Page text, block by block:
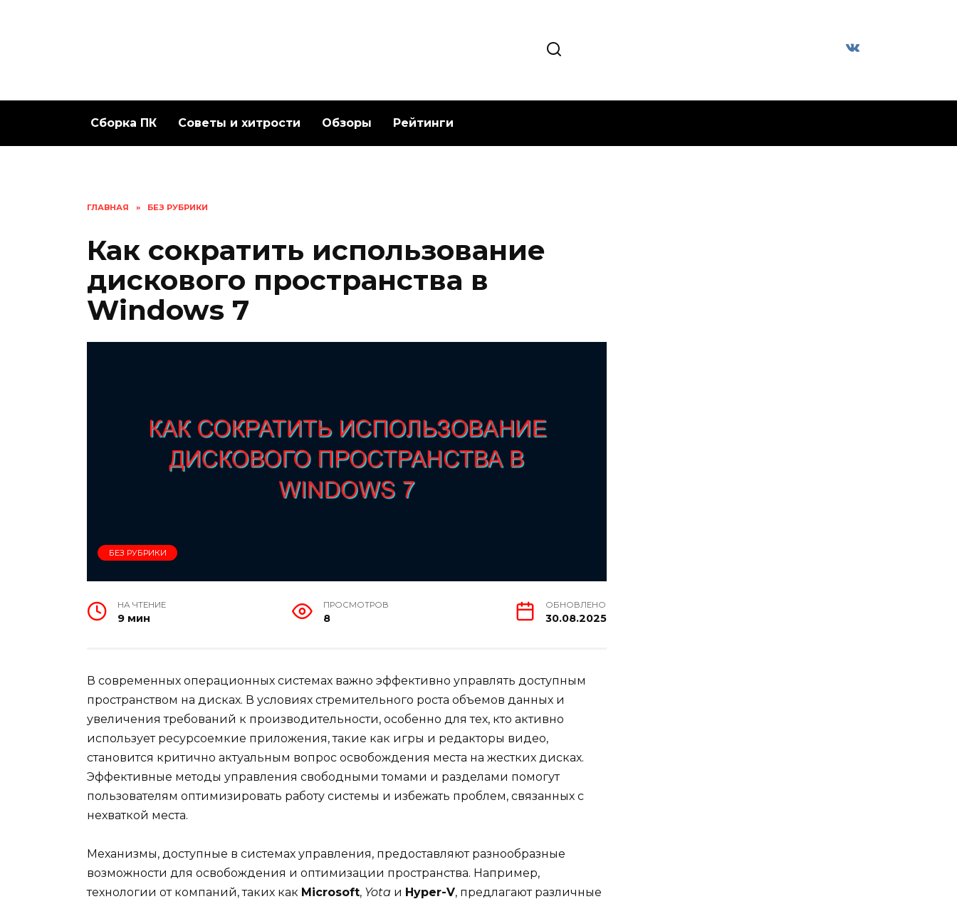
Сборка ПК Советы и хитрости Обзоры Рейтинги
ГЛАВНАЯ » БЕЗ РУБРИКИ
Как сократить использование
дискового пространства в
Windows 7
БЕЗ РУБРИКИ
НА ЧТЕНИЕ
9 мин
ПРОСМОТРОВ
8
ОБНОВЛЕНО
30.08.2025
В современных операционных системах важно эффективно управлять доступным
пространством на дисках. В условиях стремительного роста объемов данных и
увеличения требований к производительности, особенно для тех, кто активно
использует ресурсоемкие приложения, такие как игры и редакторы видео,
становится критично актуальным вопрос освобождения места на жестких дисках.
Эффективные методы управления свободными томами и разделами помогут
пользователям оптимизировать работу системы и избежать проблем, связанных с
нехваткой места.
Механизмы, доступные в системах управления, предоставляют разнообразные
возможности для освобождения и оптимизации пространства. Например,
технологии от компаний, таких как Microsoft, Yota и Hyper-V, предлагают различные